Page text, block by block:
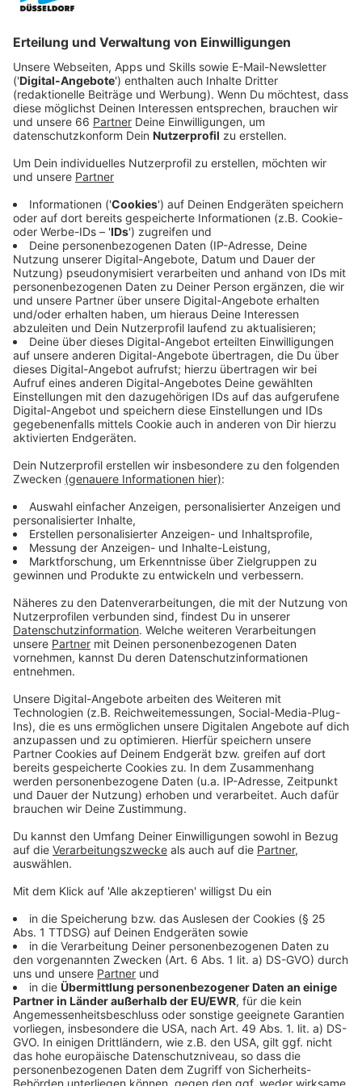
Die bisherige Tafel, die seit 20 Jahren im Einsatz ist,
weicht einer breiteren und kundenfreundlicheren
Variante mit größerer Schrift. DieDeutsche Bahn
verspricht damit eine bessere Lesbarkeit und mehr
Komfort für Reisende.
Modernisierung für mehr Übersicht und
Komfort
Anzeige
Die neue Anzeigetafel ist Teil eines umfassenden
Modernisierungsprojekts der Deutschen Bahn.
Insgesamt wurden bereits fast 70 Monitore am
Hauptbahnhof ausgetauscht. Die Investition beläuft
sich auf rund zwei Millionen Euro. Die neue Tafel soll
voraussichtlich am Mittwochmorgen (27. August
2025) in der Halle installiert sein.
Anzeige
Übergangszeit: Online informieren
Anzeige
Bis zur Inbetriebnahme der neuen Anzeigetafel
empfiehlt die Deutsche Bahn, sich online über
Verbindungen und Verspätungen zu informieren. Die
Modernisierung soll den Reisenden langfristig eine
deutlich bessere Übersicht bieten.
Anzeige
Weitere Infos und Links zum Thema:
Anzeige
Der Abfahrtsmonitor der Deutschen Bahn
Bahn- und Autobahnsperrungen in NRW 2025
Weitere Nachrichten aus Düsseldorf
Anzeige